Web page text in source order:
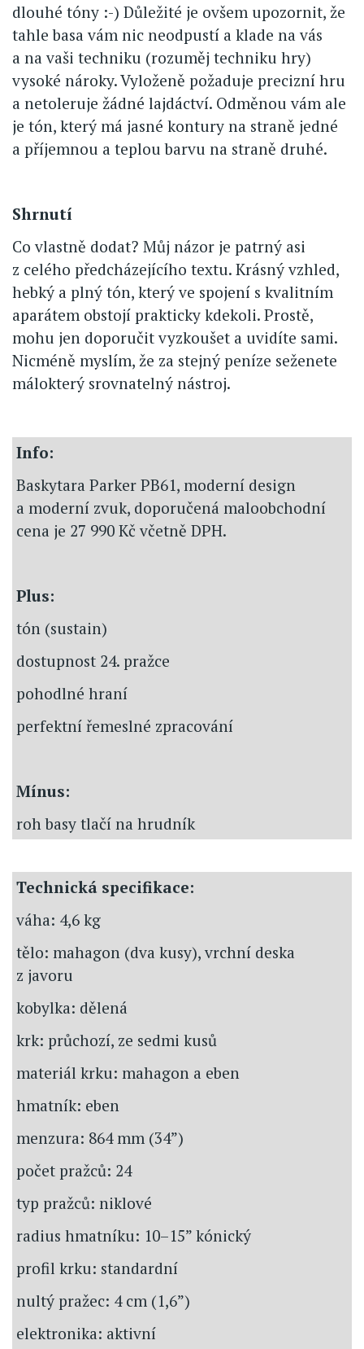
dlouhé tóny :-) Důležité je ovšem upozornit, že
tahle basa vám nic neodpustí a klade na vás
a na vaši techniku (rozuměj techniku hry)
vysoké nároky. Vyloženě požaduje precizní hru
a netoleruje žádné lajdáctví. Odměnou vám ale
je tón, který má jasné kontury na straně jedné
a příjemnou a teplou barvu na straně druhé.
Shrnutí
Co vlastně dodat? Můj názor je patrný asi
z celého předcházejícího textu. Krásný vzhled,
hebký a plný tón, který ve spojení s kvalitním
aparátem obstojí prakticky kdekoli. Prostě,
mohu jen doporučit vyzkoušet a uvidíte sami.
Nicméně myslím, že za stejný peníze seženete
málokterý srovnatelný nástroj.
Info:
Baskytara Parker PB61, moderní design
a moderní zvuk, doporučená maloobchodní
cena je 27 990 Kč včetně DPH.
Plus:
tón (sustain)
dostupnost 24. pražce
pohodlné hraní
perfektní řemeslné zpracování
Mínus:
roh basy tlačí na hrudník
Technická specifikace:
váha: 4,6 kg
tělo: mahagon (dva kusy), vrchní deska
z javoru
kobylka: dělená
krk: průchozí, ze sedmi kusů
materiál krku: mahagon a eben
hmatník: eben
menzura: 864 mm (34”)
počet pražců: 24
typ pražců: niklové
radius hmatníku: 10–15” kónický
profil krku: standardní
nultý pražec: 4 cm (1,6”)
elektronika: aktivní